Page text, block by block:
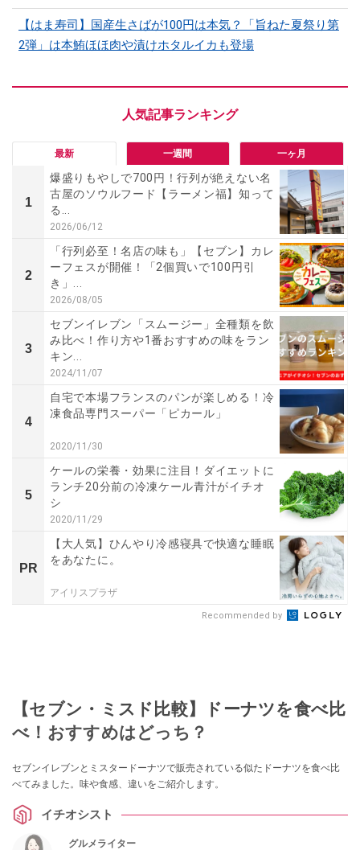
【はま寿司】国産生さばが100円は本気？「旨ねた夏祭り第
2弾」は本鮪ほほ肉や漬けホタルイカも登場
最新 一週間 一ヶ月
1
爆盛りもやしで700円！行列が絶えない名
古屋のソウルフード【ラーメン福】知って
る...
2026/06/12
2
「行列必至！名店の味も」【セブン】カレ
ーフェスが開催！「2個買いで100円引
き」...
2026/08/05
3
セブンイレブン「スムージー」全種類を飲
み比べ！作り方や1番おすすめの味をラン
キン...
2024/11/07
4
自宅で本場フランスのパンが楽しめる！冷
凍食品専門スーパー「ピカール」
2020/11/30
5
ケールの栄養・効果に注目！ダイエットに
ランチ20分前の冷凍ケール青汁がイチオ
シ
2020/11/29
PR
【大人気】ひんやり冷感寝具で快適な睡眠
をあなたに。
アイリスプラザ
Recommended by
【セブン・ミスド比較】ドーナツを食べ比
べ！おすすめはどっち？
セブンイレブンとミスタードーナツで販売されている似たドーナツを食べ比
べてみました。味や食感、違いをご紹介します。
イチオシスト
グルメライター